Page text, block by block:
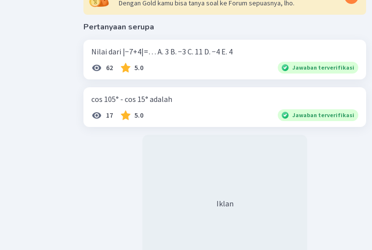
Dengan Gold kamu bisa tanya soal ke Forum sepuasnya, lho.
Pertanyaan serupa
Nilai dari |−7+4|=… A. 3 B. −3 C. 11 D. −4 E. 4
62 5.0 Jawaban terverifikasi
cos 105° - cos 15° adalah
17 5.0 Jawaban terverifikasi
Iklan